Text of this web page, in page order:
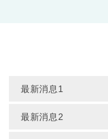
最新消息1
最新消息2